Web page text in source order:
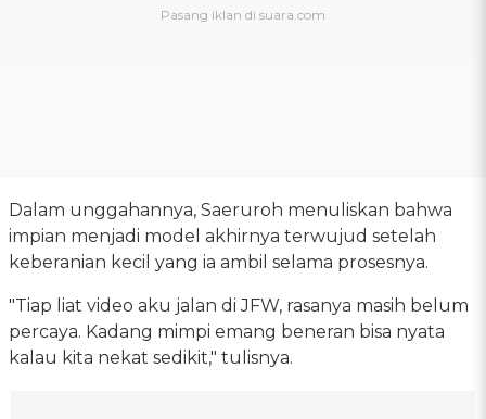
Dalam unggahannya, Saeruroh menuliskan bahwa
impian menjadi model akhirnya terwujud setelah
keberanian kecil yang ia ambil selama prosesnya.
"Tiap liat video aku jalan di JFW, rasanya masih belum
percaya. Kadang mimpi emang beneran bisa nyata
kalau kita nekat sedikit," tulisnya.